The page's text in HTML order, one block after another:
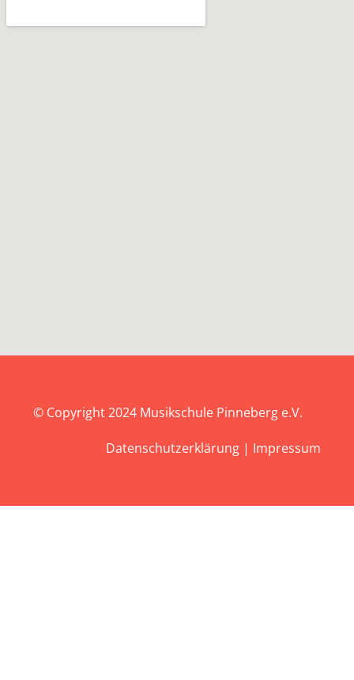
© Copyright 2024 Musikschule Pinneberg e.V.
Datenschutzerklärung | Impressum